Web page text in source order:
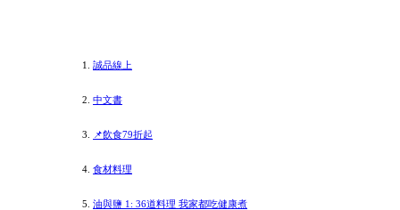
誠品線上
中文書
📌飲食79折起
食材料理
油與鹽 1: 36道料理 我家都吃健康煮